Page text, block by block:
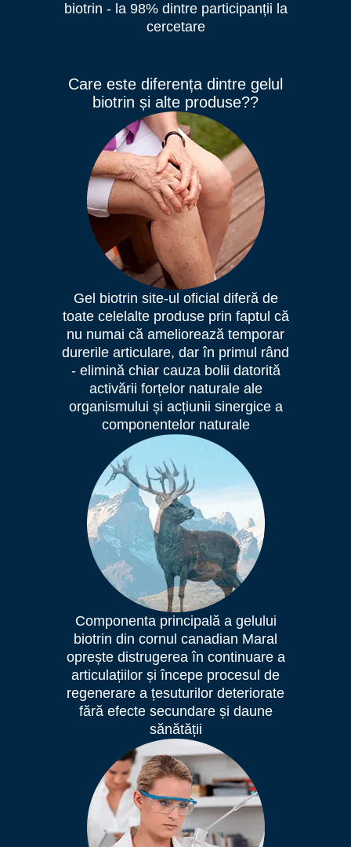
biotrin - la 98% dintre participanții la
cercetare
Care este diferența dintre gelul
biotrin și alte produse??
Gel biotrin site-ul oficial diferă de
toate celelalte produse prin faptul că
nu numai că ameliorează temporar
durerile articulare, dar în primul rând
- elimină chiar cauza bolii datorită
activării forțelor naturale ale
organismului și acțiunii sinergice a
componentelor naturale
Componenta principală a gelului
biotrin din cornul canadian Maral
oprește distrugerea în continuare a
articulațiilor și începe procesul de
regenerare a țesuturilor deteriorate
fără efecte secundare și daune
sănătății